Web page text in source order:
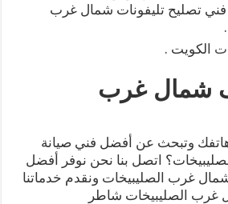
فني تصليح تليفونات شمال غرب
الكويت .
شمال غرب
وتبحث عن أفضل فني صيانة
اتصل بنا نحن نوفر أفضل
غرب الصليبيخات ونقدم خدماتنا
غرب الصليبيخات شاطر